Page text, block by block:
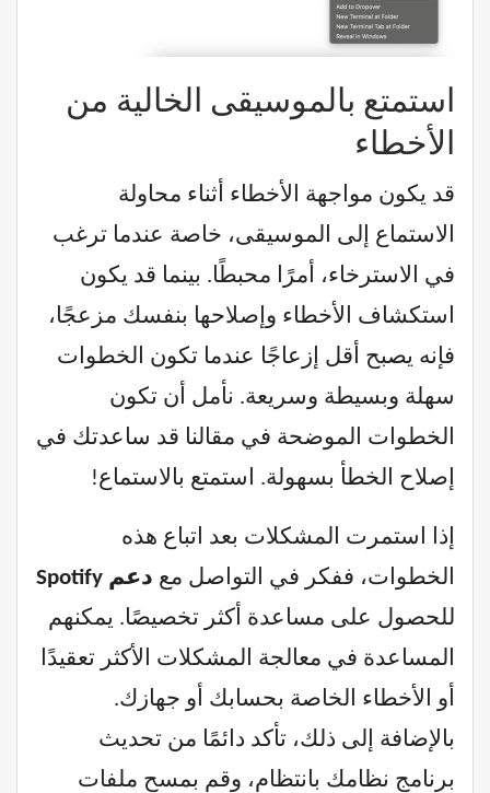
استمتع بالموسيقى الخالية من
الأخطاء
قد يكون مواجهة الأخطاء أثناء محاولة
الاستماع إلى الموسيقى، خاصة عندما ترغب
في الاسترخاء، أمرًا محبطًا. بينما قد يكون
استكشاف الأخطاء وإصلاحها بنفسك مزعجًا،
فإنه يصبح أقل إزعاجًا عندما تكون الخطوات
سهلة وبسيطة وسريعة. نأمل أن تكون
الخطوات الموضحة في مقالنا قد ساعدتك في
إصلاح الخطأ بسهولة. استمتع بالاستماع!
إذا استمرت المشكلات بعد اتباع هذه
الخطوات، ففكر في التواصل مع دعم Spotify
للحصول على مساعدة أكثر تخصيصًا. يمكنهم
المساعدة في معالجة المشكلات الأكثر تعقيدًا
أو الأخطاء الخاصة بحسابك أو جهازك.
بالإضافة إلى ذلك، تأكد دائمًا من تحديث
برنامج نظامك بانتظام، وقم بمسح ملفات